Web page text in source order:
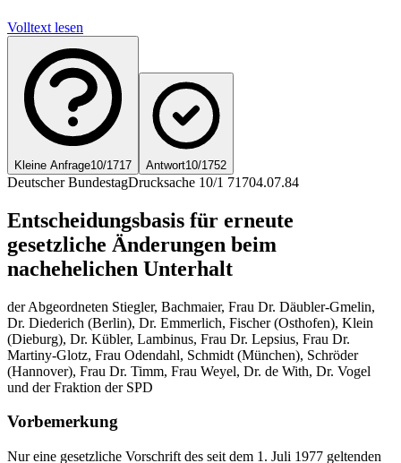
Volltext lesen
Kleine Anfrage10/1717 Antwort10/1752
Deutscher BundestagDrucksache 10/1 71704.07.84
Entscheidungsbasis für erneute
gesetzliche Änderungen beim
nachehelichen Unterhalt
der Abgeordneten Stiegler, Bachmaier, Frau Dr. Däubler-Gmelin,
Dr. Diederich (Berlin), Dr. Emmerlich, Fischer (Osthofen), Klein
(Dieburg), Dr. Kübler, Lambinus, Frau Dr. Lepsius, Frau Dr.
Martiny-Glotz, Frau Odendahl, Schmidt (München), Schröder
(Hannover), Frau Dr. Timm, Frau Weyel, Dr. de With, Dr. Vogel
und der Fraktion der SPD
Vorbemerkung
Nur eine gesetzliche Vorschrift des seit dem 1. Juli 1977 geltenden